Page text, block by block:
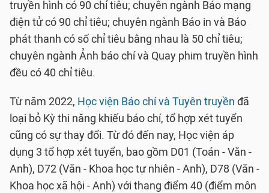
truyền hình có 90 chỉ tiêu; chuyên ngành Báo mạng
điện tử có 90 chỉ tiêu; chuyên ngành Báo in và Báo
phát thanh có số chỉ tiêu bằng nhau là 50 chỉ tiêu;
chuyên ngành Ảnh báo chí và Quay phim truyền hình
đều có 40 chỉ tiêu.
Từ năm 2022, Học viện Báo chí và Tuyên truyền đã
loại bỏ Kỳ thi năng khiếu báo chí, tổ hợp xét tuyển
cũng có sự thay đổi. Từ đó đến nay, Học viện áp
dụng 3 tổ hợp xét tuyển, bao gồm D01 (Toán - Văn -
Anh), D72 (Văn - Khoa học tự nhiên - Anh), D78 (Văn -
Khoa học xã hội - Anh) với thang điểm 40 (điểm môn